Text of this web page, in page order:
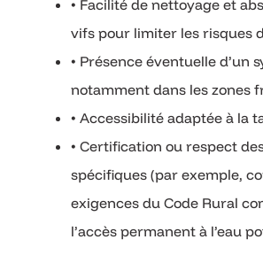
• Facilité de nettoyage et
vifs pour limiter les risques
• Présence éventuelle d’un
notamment dans les zones
• Accessibilité adaptée à la
• Certification ou respect
spécifiques (par exemple,
exigences du Code Rural
l’accès permanent à l’eau